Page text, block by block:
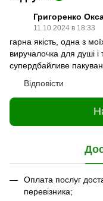
Григоренко
11.10.2024 в 18:33
гарна якість, одна з
виручалочка для душі
супердбайливе
Відповісти
Оплата послуг
перевізника;